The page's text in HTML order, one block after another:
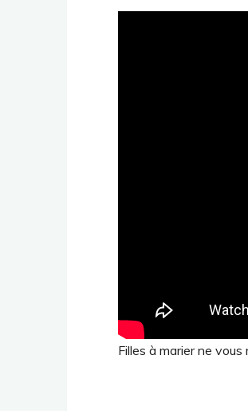
Filles à marier ne